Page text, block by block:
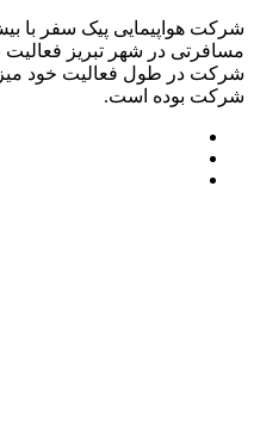
شرکت هواپیمایی پیک سفر با
مسافرتی در شهر تبریز فعالیت
شرکت در طول فعالیت خود
شرکت بوده است.